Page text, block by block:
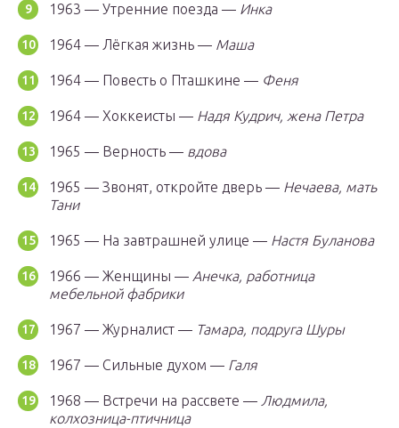
1963 — Утренние поезда — Инка
1964 — Лёгкая жизнь — Маша
1964 — Повесть о Пташкине — Феня
1964 — Хоккеисты — Надя Кудрич, жена Петра
1965 — Верность — вдова
1965 — Звонят, откройте дверь — Нечаева, мать
Тани
1965 — На завтрашней улице — Настя Буланова
1966 — Женщины — Анечка, работница
мебельной фабрики
1967 — Журналист — Тамара, подруга Шуры
1967 — Сильные духом — Галя
1968 — Встречи на рассвете — Людмила,
колхозница-птичница